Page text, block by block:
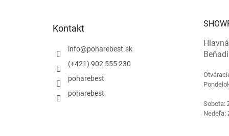
Kontakt
info@poharebest.sk
(+421) 902 555 230
poharebest
poharebest
Sobota:
Nedeľa: